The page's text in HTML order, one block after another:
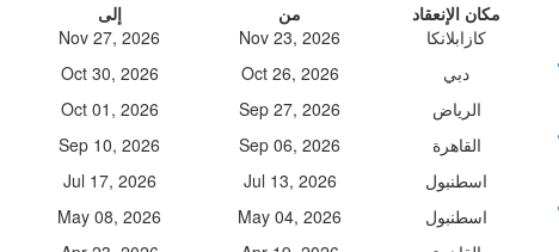
مكان الإنعقاد من إلى
كازابلانكا Nov 23, 2026
Nov 27, 2026
دبي Oct 26, 2026
Oct 30, 2026
الرياض Sep 27, 2026
Oct 01, 2026
القاهرة Sep 06, 2026
Sep 10, 2026
اسطنبول Jul 13, 2026
Jul 17, 2026
اسطنبول May 04, 2026
May 08, 2026